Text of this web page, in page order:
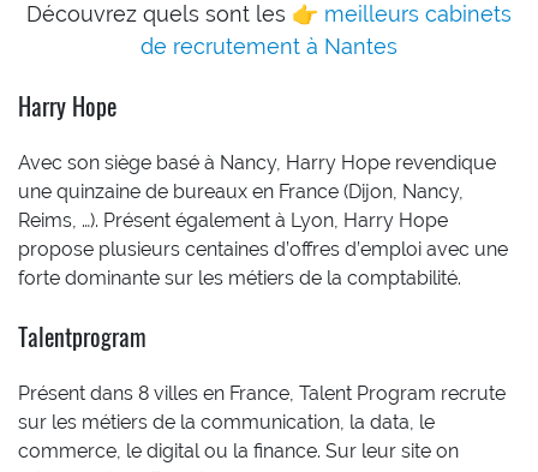
Découvrez quels sont les 👉 meilleurs cabinets
de recrutement à Nantes
Harry Hope
Avec son siège basé à Nancy, Harry Hope revendique
une quinzaine de bureaux en France (Dijon, Nancy,
Reims, …). Présent également à Lyon, Harry Hope
propose plusieurs centaines d’offres d’emploi avec une
forte dominante sur les métiers de la comptabilité.
Talentprogram
Présent dans 8 villes en France, Talent Program recrute
sur les métiers de la communication, la data, le
commerce, le digital ou la finance. Sur leur site on